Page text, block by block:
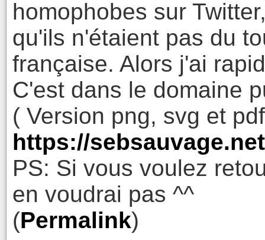
homophobes sur
qu'ils n'étaient pas du
française. Alors j'ai
C'est dans le domaine
( Version png, svg et
https://
PS: Si vous voulez
en voudrai pas ^^
(Permalink)